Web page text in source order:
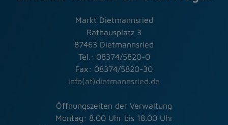
Markt Dietmannsried
Rathausplatz 3
87463 Dietmannsried
Tel.: 08374/5820-0
Fax: 08374/5820-30
info(at)dietmannsried.de
Öffnungszeiten der Verwaltung
Montag: 8.00 Uhr bis 18.00 Uhr